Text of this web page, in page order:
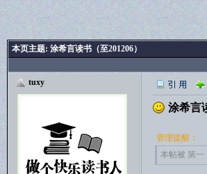
本页主题: 涂希言读书（至201206）
tuxy
涂希言
管理提醒：
本帖被 第一